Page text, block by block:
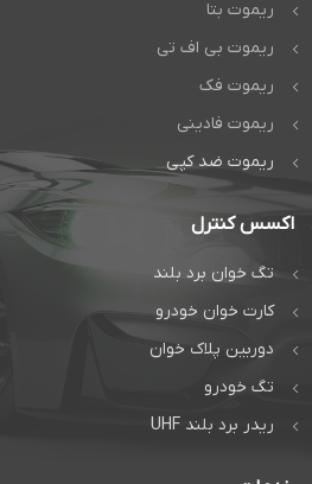
ریموت بتا
ریموت بی اف تی
ریموت فک
ریموت فادینی
ریموت ضد کپی
اکسس کنترل
تگ خوان برد بلند
کارت خوان خودرو
دوربین پلاک خوان
تگ خودرو
ریدر برد بلند UHF